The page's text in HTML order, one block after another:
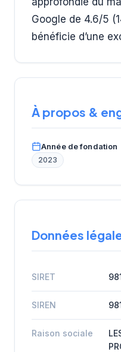
Google de 4.6/5
bénéficie d’une
À propos &
Année de fondation
2023
Données
SIRET
SIREN
Raison sociale